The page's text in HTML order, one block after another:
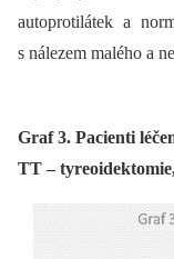
autoprotilátek a
s nálezem malého a
Graf 3. Pacienti
TT –